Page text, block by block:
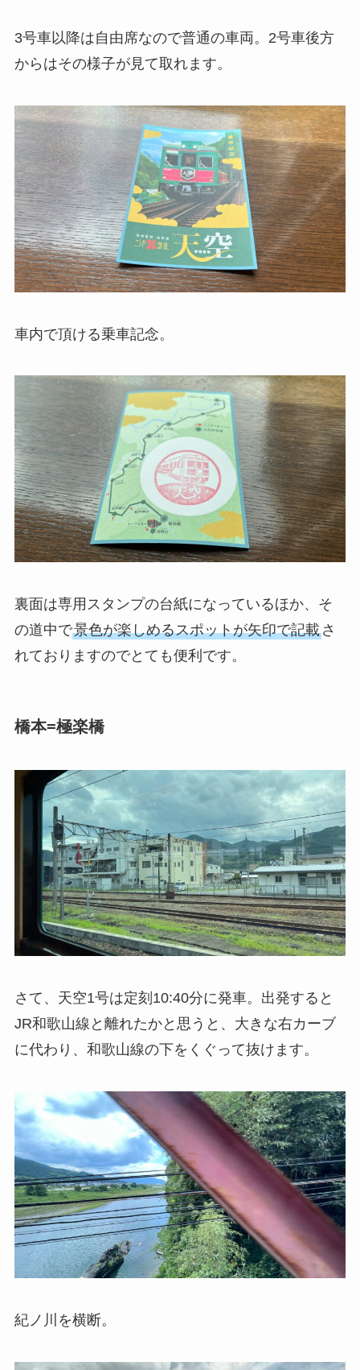
3号車以降は自由席なので普通の車両。2号車後方
からはその様子が見て取れます。
車内で頂ける乗車記念。
裏面は専用スタンプの台紙になっているほか、そ
の道中で景色が楽しめるスポットが矢印で記載さ
れておりますのでとても便利です。
橋本=極楽橋
さて、天空1号は定刻10:40分に発車。出発すると
JR和歌山線と離れたかと思うと、大きな右カーブ
に代わり、和歌山線の下をくぐって抜けます。
紀ノ川を横断。